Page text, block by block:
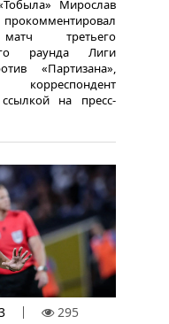
Мирослав
третьего
раунда Лиги
«Партизана»,
на пресс-
295